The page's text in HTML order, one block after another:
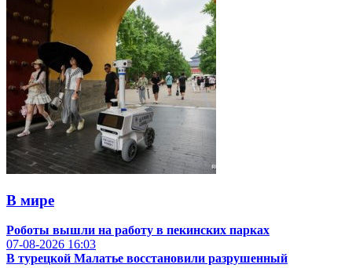
В мире
Роботы вышли на работу в пекинских парках
07-08-2026 16:03
В турецкой Малатье восстановили разрушенный